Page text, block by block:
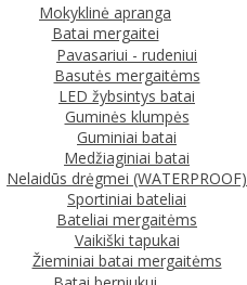
Mokyklinė apranga
Batai mergaitei
Pavasariui - rudeniui
Basutės mergaitėms
LED žybsintys batai
Guminės klumpės
Guminiai batai
Medžiaginiai batai
Nelaidūs drėgmei (WATERPROOF)
Sportiniai bateliai
Bateliai mergaitėms
Vaikiški tapukai
Žieminiai batai mergaitėms